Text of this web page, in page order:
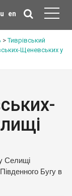
en
>Тиврівський
Щеневських у
Селищі
Бугу в